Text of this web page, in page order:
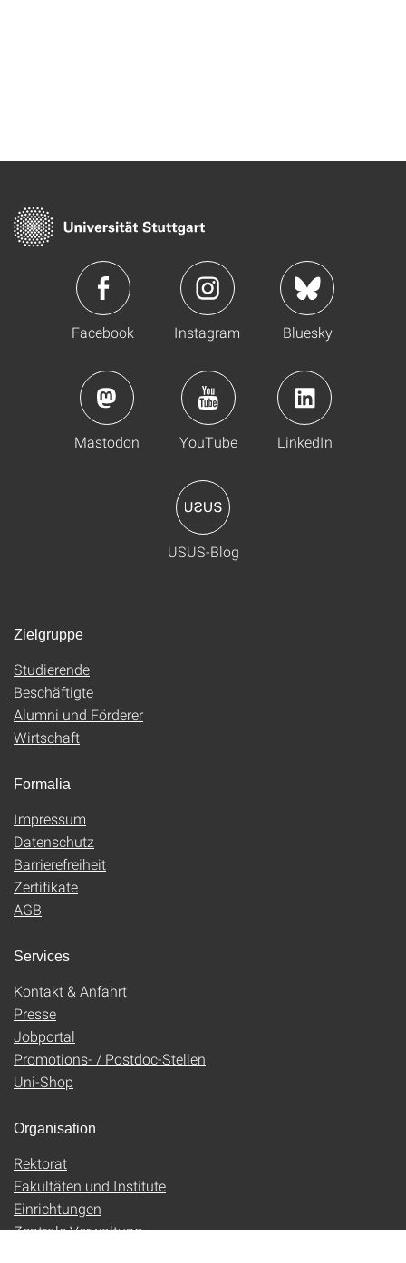
Facebook Instagram Bluesky
Mastodon YouTube LinkedIn
USUS-Blog
Zielgruppe
Studierende
Beschäftigte
Alumni und Förderer
Wirtschaft
Formalia
Impressum
Datenschutz
Barrierefreiheit
Zertifikate
AGB
Services
Kontakt & Anfahrt
Presse
Jobportal
Promotions- / Postdoc-Stellen
Uni-Shop
Organisation
Rektorat
Fakultäten und Institute
Einrichtungen
Zentrale Verwaltung